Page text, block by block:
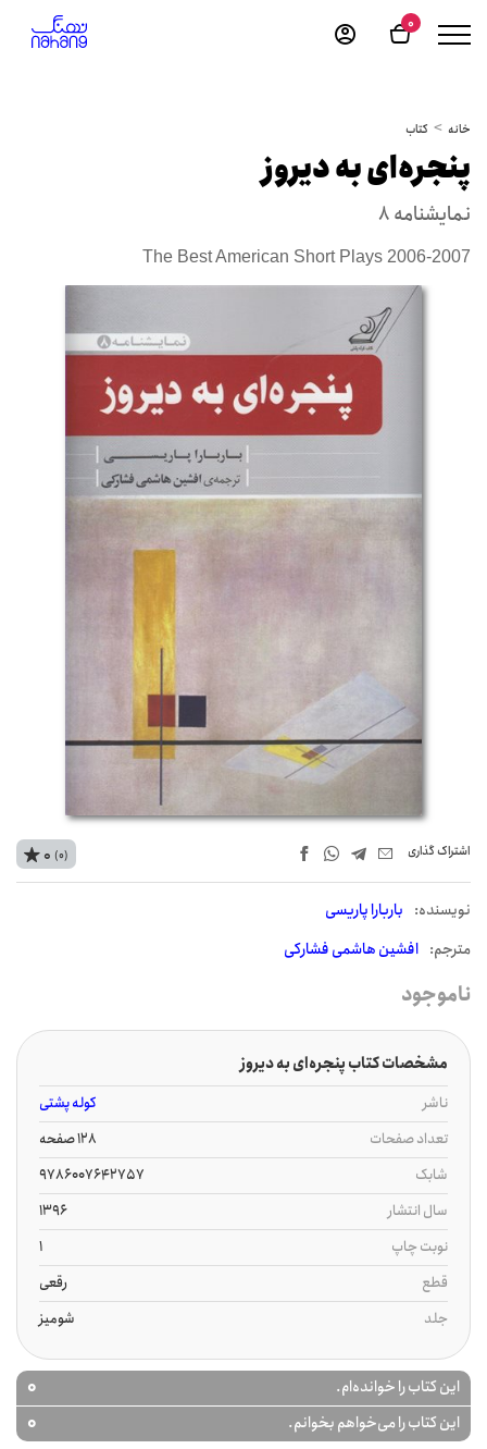
0
خانه کتاب
پنجره‌ای به دیروز
نمایشنامه 8
The Best American Short Plays 2006-2007
اشتراک‌ گذاری
نويسنده: باربارا پاریسی
مترجم: افشین هاشمی فشارکی
0 (0)
ناموجود
مشخصات کتاب پنجره‌ای به دیروز
ناشر
کوله پشتی
تعداد صفحات
128 صفحه
شابک
9786007642757
سال انتشار
1396
نوبت چاپ
1
قطع
رقعی
جلد
شومیز
این کتاب را خوانده‌ام. 0
این کتاب را می‌خواهم بخوانم.
0